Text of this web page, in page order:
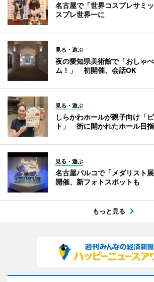
名古屋で「世界コスプレサミ
スプレ世界一に
見る・遊ぶ
夜の愛知県美術館で「おしゃ
ム！」 初開催、会話OK
見る・遊ぶ
しらかわホールが親子向け「
ト」 街に開かれたホール目
見る・遊ぶ
名古屋パルコで「メダリスト
開催、新フォトスポットも
もっと見る